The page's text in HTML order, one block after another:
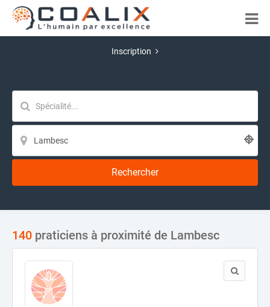
Inscription
Rechercher
140 praticiens à proximité de Lambesc